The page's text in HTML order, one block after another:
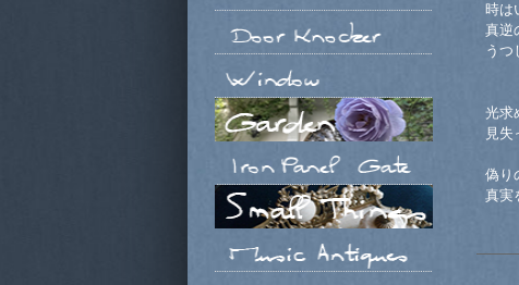
時は
真逆
うつ
光求
見失
偽り
真実